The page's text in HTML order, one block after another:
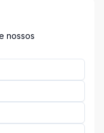
nossos